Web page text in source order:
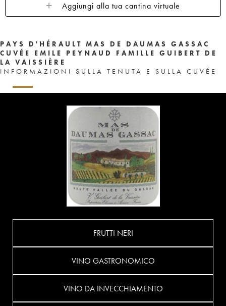
Aggiungi alla tua cantina virtuale
PAYS D'HÉRAULT MAS DE DAUMAS GASSAC
CUVÉE EMILE PEYNAUD FAMILLE GUIBERT DE
LA VAISSIÈRE
INFORMAZIONI SULLA TENUTA E SULLA CUVÉE
FRUTTI NERI
VINO GASTRONOMICO
VINO DA INVECCHIAMENTO